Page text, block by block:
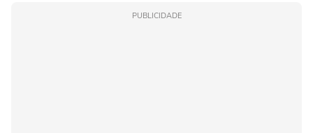
PUBLICIDADE